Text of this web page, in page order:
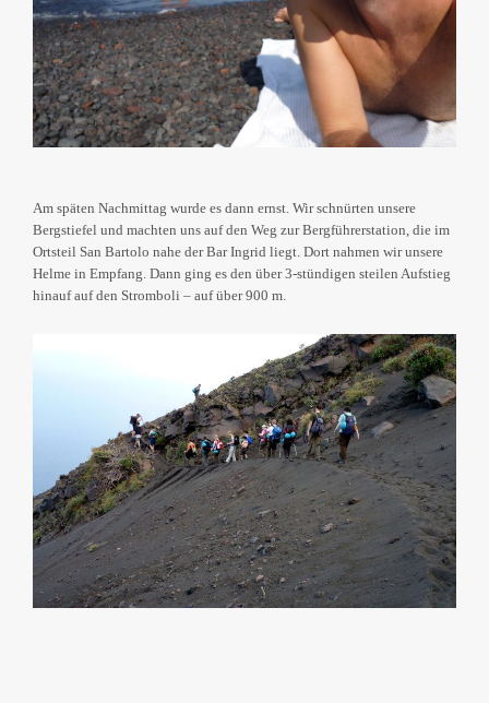
Am späten Nachmittag wurde es dann ernst. Wir schnürten unsere
Bergstiefel und machten uns auf den Weg zur Bergführerstation, die im
Ortsteil San Bartolo nahe der Bar Ingrid liegt. Dort nahmen wir unsere
Helme in Empfang. Dann ging es den über 3-stündigen steilen Aufstieg
hinauf auf den Stromboli – auf über 900 m.